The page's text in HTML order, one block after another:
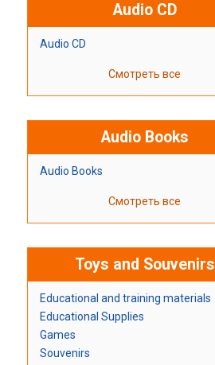
Audio CD
Audio CD
Смотреть все
Audio Books
Audio Books
Смотреть все
Toys and Souvenirs
Educational and training materials
Educational Supplies
Games
Souvenirs